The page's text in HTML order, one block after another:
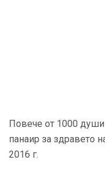
Повече от 1000
панаир за здравето
2016 г.